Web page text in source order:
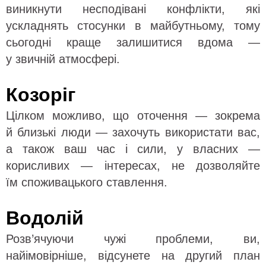
виникнути несподівані конфлікти, які
ускладнять стосунки в майбутньому, тому
сьогодні краще залишитися вдома —
у звичній атмосфері.
Козоріг
Цілком можливо, що оточення — зокрема
й близькі люди — захочуть використати вас,
а також ваш час і сили, у власних —
корисливих — інтересах, не дозволяйте
їм споживацького ставлення.
Водолій
Розв’ячуючи чужі проблеми, ви,
найімовірніше, відсунете на другий план